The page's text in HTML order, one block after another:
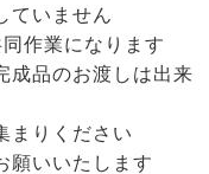
ていません
作業になります
成品のお渡しは出来
まりください
願いいたします